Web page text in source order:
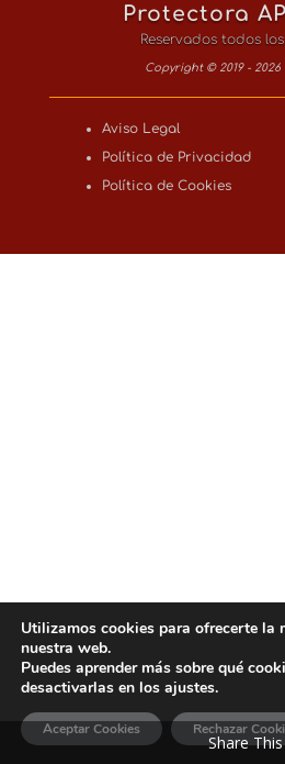
Protectora
Reservados todos
Copyright © 2019 - 2026
Aviso Legal
Política de Privacidad
Política de Cookies
Utilizamos cookies para ofrecerte la
nuestra web.
Puedes aprender más sobre qué
desactivarlas en los ajustes.
Aceptar Cookies Rechazar
Share This